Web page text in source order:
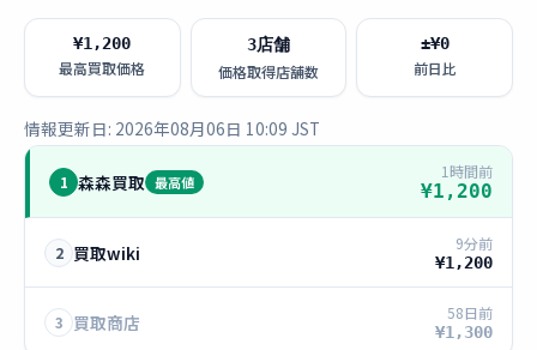
¥1,200
最高買取価格
3店舗
価格取得店舗数
±¥0
前日比
情報更新日: 2026年08月06日 10:09 JST
1 森森買取 最高値
1時間前
¥1,200
2 買取wiki 9分前
¥1,200
3 買取商店 58日前
¥1,300